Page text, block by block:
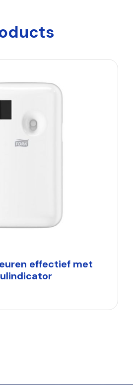
effectief met